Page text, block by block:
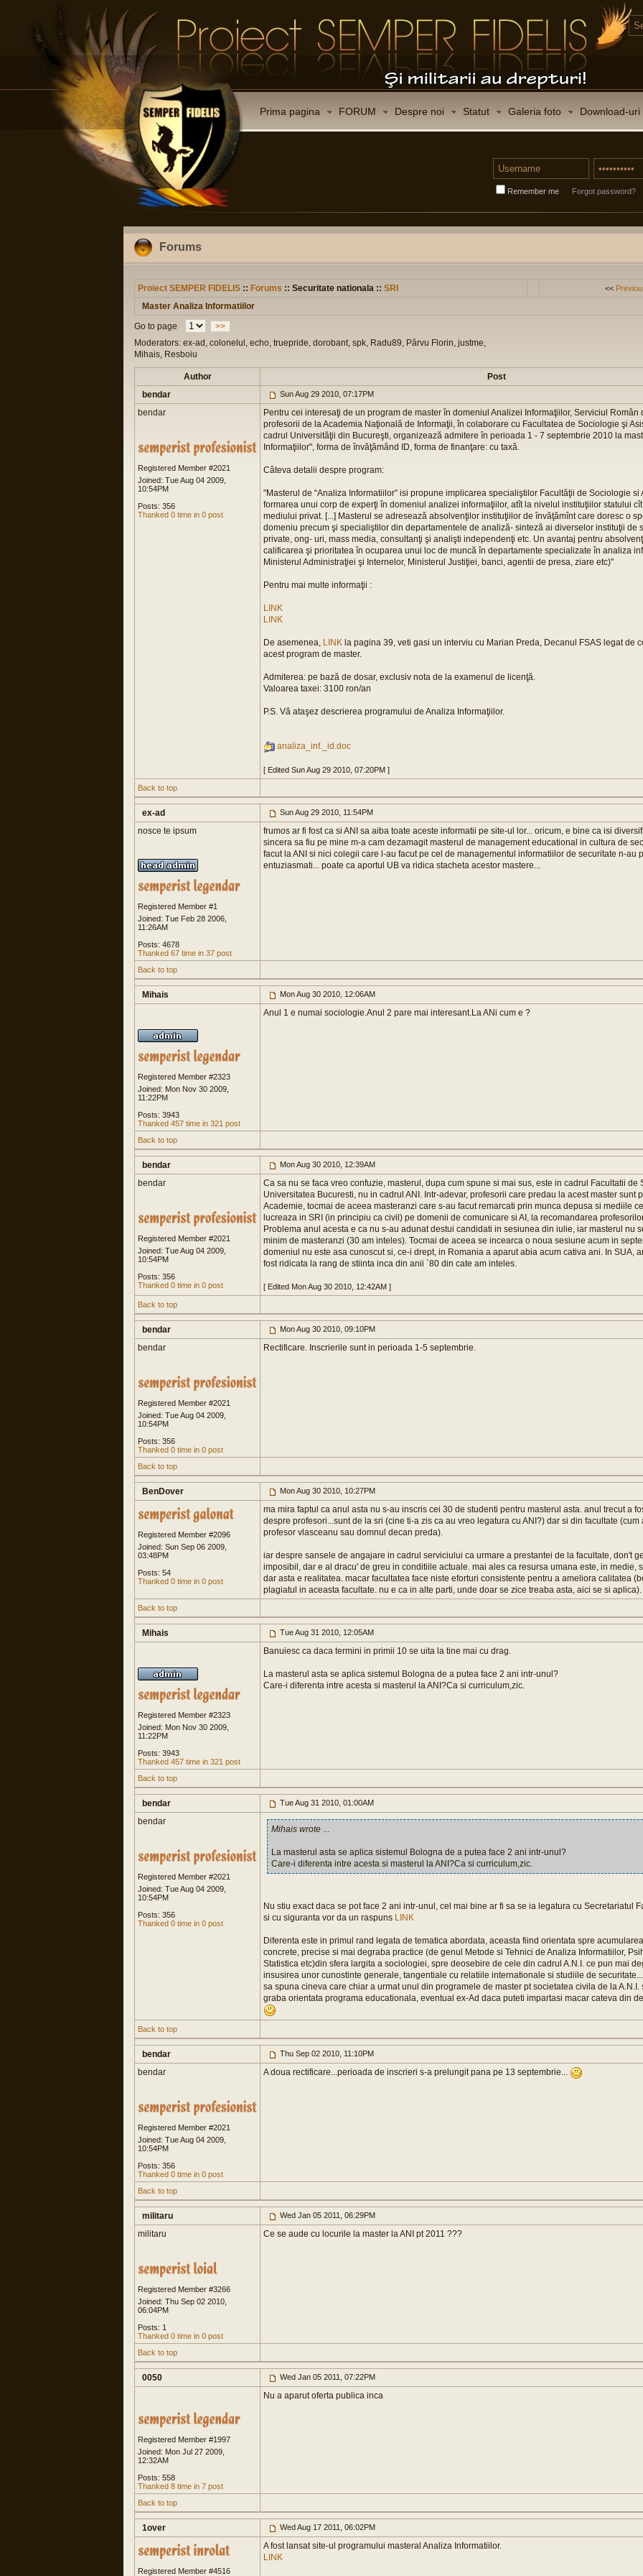
Prima pagina FORUM Despre noi Statut Galeria foto Download-uri
Remember me Forgot password?
Forums
Proiect SEMPER FIDELIS :: Forums :: Securitate nationala :: SRI <<
Master Analiza Informatiilor
Go to page
>>
Moderators: ex-ad, colonelul, echo, truepride, dorobant, spk, Radu89, Pârvu Florin, justme,
Mihais, Resboiu
Author
Post
bendar
Sun Aug 29 2010, 07:17PM
bendar
Registered Member #2021
Joined: Tue Aug 04 2009,
10:54PM
Posts: 356
Thanked 0 time in 0 post
Pentru cei interesaţi de un program de master în domeniul Analizei Informaţiilor, Serviciul Român
profesorii de la Academia Naţională de Informaţii, în colaborare cu Facultatea de Sociologie şi
cadrul Universităţii din Bucureşti, organizează admitere în perioada 1 - 7 septembrie 2010 la
Informaţiilor", forma de învăţămând ID, forma de finanţare: cu taxă.
Câteva detalii despre program:
"Masterul de “Analiza Informatiilor” isi propune implicarea specialiştilor Facultăţii de Sociologie si
formarea unui corp de experţi în domeniul analizei informaţiilor, atît la nivelul instituţiilor statului
mediului privat. [...] Masterul se adresează absolvenţilor instituţiilor de învăţămînt care doresc o
domeniu precum şi specialiştilor din departamentele de analiză- sinteză ai diverselor instituţii de
private, ong- uri, mass media, consultanţi şi analişti independenţi etc. Un avantaj pentru
calificarea şi prioritatea în ocuparea unui loc de muncă în departamente specializate în analiza
Ministerul Administraţiei şi Internelor, Ministerul Justiţiei, banci, agentii de presa, ziare etc)"
Pentru mai multe informaţii :
LINK
LINK
De asemenea, LINK la pagina 39, veti gasi un interviu cu Marian Preda, Decanul FSAS legat de
acest program de master.
Admiterea: pe bază de dosar, exclusiv nota de la examenul de licenţă.
Valoarea taxei: 3100 ron/an
P.S. Vă ataşez descrierea programului de Analiza Informaţiilor.
analiza_inf._id.doc
[ Edited Sun Aug 29 2010, 07:20PM ]
Back to top
ex-ad Sun Aug 29 2010, 11:54PM
nosce te ipsum
Registered Member #1
Joined: Tue Feb 28 2006,
11:26AM
Posts: 4678
Thanked 67 time in 37 post
frumos ar fi fost ca si ANI sa aiba toate aceste informatii pe site-ul lor... oricum, e bine ca isi
sincera sa fiu pe mine m-a cam dezamagit masterul de management educational in cultura de
facut la ANI si nici colegii care l-au facut pe cel de managementul informatiilor de securitate n-au
entuziasmati... poate ca aportul UB va ridica stacheta acestor mastere...
Back to top
Mihais Mon Aug 30 2010, 12:06AM
Registered Member #2323
Joined: Mon Nov 30 2009,
11:22PM
Posts: 3943
Thanked 457 time in 321 post
Anul 1 e numai sociologie.Anul 2 pare mai interesant.La ANi cum e ?
Back to top
bendar Mon Aug 30 2010, 12:39AM
bendar
Registered Member #2021
Joined: Tue Aug 04 2009,
10:54PM
Posts: 356
Thanked 0 time in 0 post
Ca sa nu se faca vreo confuzie, masterul, dupa cum spune si mai sus, este in cadrul Facultatii de
Universitatea Bucuresti, nu in cadrul ANI. Intr-adevar, profesorii care predau la acest master sunt
Academie, tocmai de aceea masteranzi care s-au facut remarcati prin munca depusa si mediile
lucreaza in SRI (in principiu ca civil) pe domenii de comunicare si AI, la recomandarea
Problema anul acesta e ca nu s-au adunat destui candidati in sesiunea din iulie, iar masterul nu
minim de masteranzi (30 am inteles). Tocmai de aceea se incearca o noua sesiune acum in
domeniul nu este asa cunoscut si, ce-i drept, in Romania a aparut abia acum cativa ani. In SUA,
fost ridicata la rang de stiinta inca din anii `80 din cate am inteles.
[ Edited Mon Aug 30 2010, 12:42AM ]
Back to top
bendar Mon Aug 30 2010, 09:10PM
bendar
Registered Member #2021
Joined: Tue Aug 04 2009,
10:54PM
Posts: 356
Thanked 0 time in 0 post
Rectificare. Inscrierile sunt in perioada 1-5 septembrie.
Back to top
BenDover Mon Aug 30 2010, 10:27PM
Registered Member #2096
Joined: Sun Sep 06 2009,
03:48PM
Posts: 54
Thanked 0 time in 0 post
ma mira faptul ca anul asta nu s-au inscris cei 30 de studenti pentru masterul asta. anul trecut a
despre profesori...sunt de la sri (cine ti-a zis ca au vreo legatura cu ANI?) dar si din facultate (cum
profesor vlasceanu sau domnul decan preda).
iar despre sansele de angajare in cadrul serviciului ca urmare a prestantei de la facultate, don't
imposibil, dar e al dracu' de greu in conditiile actuale. mai ales ca resursa umana este, in medie,
dar asta e realitatea. macar facultatea face niste eforturi consistente pentru a ameliora calitatea
plagiatul in aceasta facultate. nu e ca in alte parti, unde doar se zice treaba asta, aici se si aplica).
Back to top
Mihais Tue Aug 31 2010, 12:05AM
Registered Member #2323
Joined: Mon Nov 30 2009,
11:22PM
Posts: 3943
Thanked 457 time in 321 post
Banuiesc ca daca termini in primii 10 se uita la tine mai cu drag.
La masterul asta se aplica sistemul Bologna de a putea face 2 ani intr-unul?
Care-i diferenta intre acesta si masterul la ANI?Ca si curriculum,zic.
Back to top
bendar Tue Aug 31 2010, 01:00AM
bendar
Registered Member #2021
Joined: Tue Aug 04 2009,
10:54PM
Posts: 356
Thanked 0 time in 0 post
Mihais wrote ...
La masterul asta se aplica sistemul Bologna de a putea face 2 ani intr-unul?
Care-i diferenta intre acesta si masterul la ANI?Ca si curriculum,zic.
Nu stiu exact daca se pot face 2 ani intr-unul, cel mai bine ar fi sa se ia legatura cu Secretariatul
si cu siguranta vor da un raspuns LINK
Diferenta este in primul rand legata de tematica abordata, aceasta fiind orientata spre
concrete, precise si mai degraba practice (de genul Metode si Tehnici de Analiza Informatiilor,
Statistica etc)din sfera largita a sociologiei, spre deosebire de cele din cadrul A.N.I. ce pun mai
insusirea unor cunostinte generale, tangentiale cu relatiile internationale si studiile de
sa spuna cineva care chiar a urmat unul din programele de master pt societatea civila de la A.N.I.
graba orientata programa educationala, eventual ex-Ad daca puteti impartasi macar cateva din
Back to top
bendar Thu Sep 02 2010, 11:10PM
bendar
Registered Member #2021
Joined: Tue Aug 04 2009,
10:54PM
Posts: 356
Thanked 0 time in 0 post
A doua rectificare...perioada de inscrieri s-a prelungit pana pe 13 septembrie...
Back to top
militaru Wed Jan 05 2011, 06:29PM
militaru
Registered Member #3266
Joined: Thu Sep 02 2010,
06:04PM
Posts: 1
Thanked 0 time in 0 post
Ce se aude cu locurile la master la ANI pt 2011 ???
Back to top
0050 Wed Jan 05 2011, 07:22PM
Registered Member #1997
Joined: Mon Jul 27 2009,
12:32AM
Posts: 558
Thanked 8 time in 7 post
Nu a aparut oferta publica inca
Back to top
1over Wed Aug 17 2011, 06:02PM
Registered Member #4516
A fost lansat site-ul programului masteral Analiza Informatiilor.
LINK